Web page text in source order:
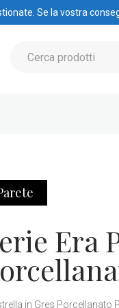
Se la vostra
Era
in Gres Porcellanato